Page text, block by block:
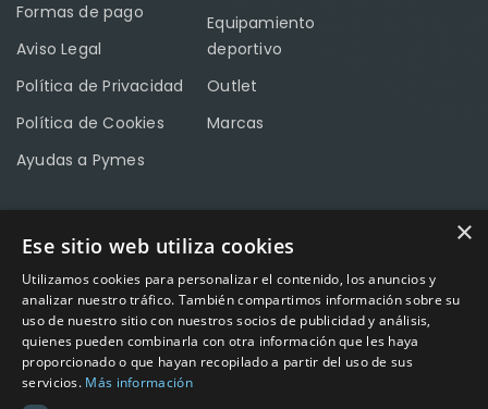
Formas de pago
Aviso Legal
Política de Privacidad
Política de Cookies
Ayudas a Pymes
Equipamiento
deportivo
Outlet
Marcas
CONTACTO
Calle Méndez Núñez nº3 – Fuente Palmera 14120 Córdoba
Teléfono957 04 96 57
Emailinfo@factory-sport.es
×
Ese sitio web utiliza cookies
Utilizamos cookies para personalizar el contenido, los anuncios y
analizar nuestro tráfico. También compartimos información sobre su
uso de nuestro sitio con nuestros socios de publicidad y análisis,
quienes pueden combinarla con otra información que les haya
proporcionado o que hayan recopilado a partir del uso de sus
servicios. Más información